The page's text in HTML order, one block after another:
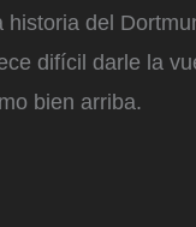
del
difícil darle la
bien arriba.